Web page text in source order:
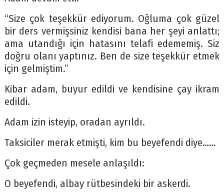
“Size çok teşekkür ediyorum. Oğluma çok güzel
bir ders vermişsiniz kendisi bana her şeyi anlattı;
ama utandığı için hatasını telafi edememiş. Siz
doğru olanı yaptınız. Ben de size teşekkür etmek
için gelmiştim.”
Kibar adam, buyur edildi ve kendisine çay ikram
edildi.
Adam izin isteyip, oradan ayrıldı.
Taksiciler merak etmişti, kim bu beyefendi diye……
Çok geçmeden mesele anlaşıldı:
O beyefendi, albay rütbesindeki bir askerdi.